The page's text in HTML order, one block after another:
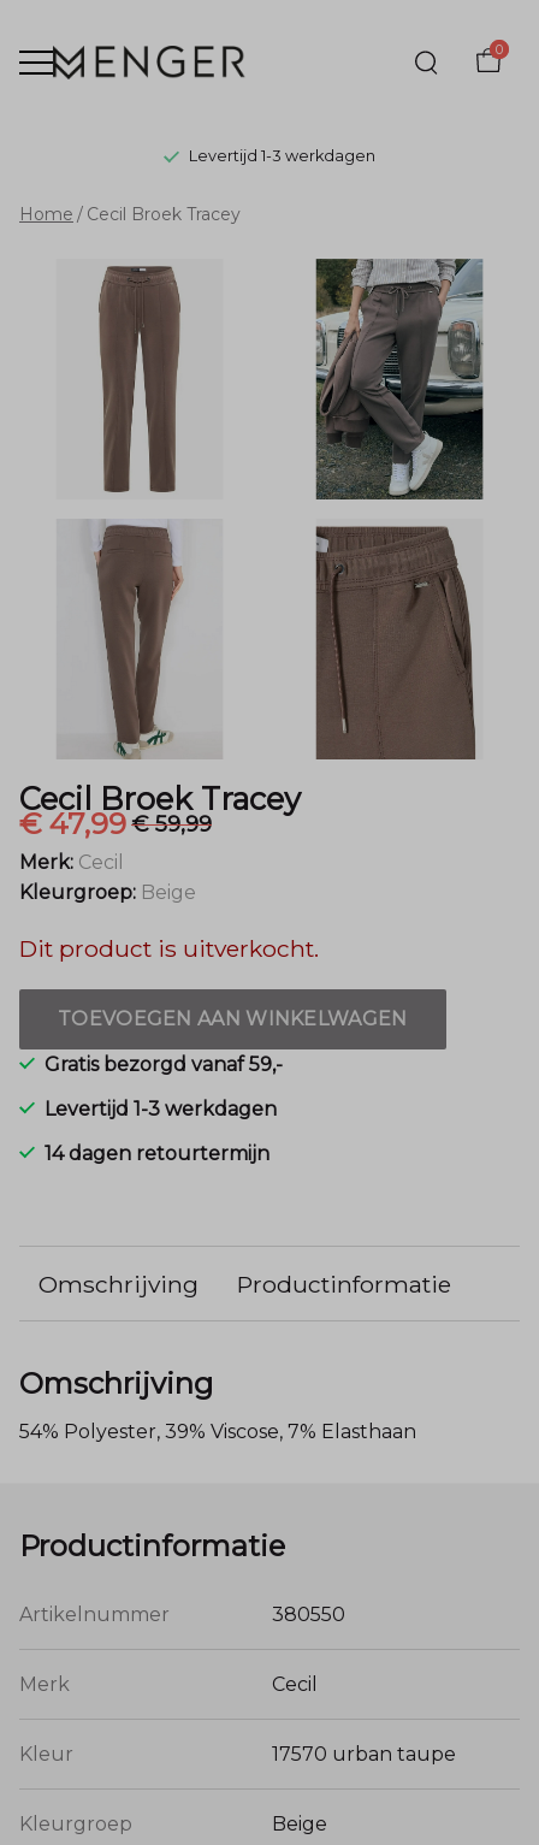
0
Levertijd 1-3 werkdagen
Cecil
Broek
Tracey
Menger
Mode
Home Cecil Broek Tracey
Cecil Broek Tracey
€ 47,99€ 59,99
Merk: Cecil
Kleurgroep: Beige
Dit product is uitverkocht.
TOEVOEGEN AAN WINKELWAGEN
Gratis bezorgd vanaf 59,-
Levertijd 1-3 werkdagen
14 dagen retourtermijn
Omschrijving Productinformatie
Omschrijving
54% Polyester, 39% Viscose, 7% Elasthaan
Productinformatie
Artikelnummer 380550
Merk Cecil
Kleur 17570 urban taupe
Kleurgroep Beige